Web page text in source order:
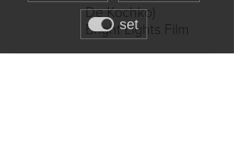
De Kochko)
Bright Lights Film
set